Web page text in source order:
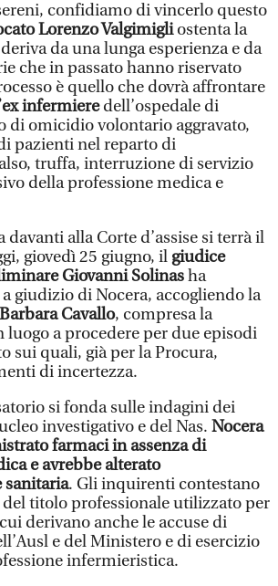
confidiamo di vincerlo questo
Lorenzo Valgimigliostenta la
da una lunga esperienza e da
che in passato hanno riservato
è quello che dovrà affrontare
infermieredell’ospedale di
di omicidio volontario aggravato,
pazienti nel reparto di
truffa, interruzione di servizio
della professione medica e
alla Corte d’assise si terrà il
giovedì 25 giugno, il giudice
Giovanni Solinasha
giudizio di Nocera, accogliendo la
Cavallo, compresa la
a procedere per due episodi
sui quali, già per la Procura,
di incertezza.
si fonda sulle indagini dei
investigativo e del Nas. Nocera
farmaci in assenza di
e avrebbe alterato
sanitaria. Gli inquirenti contestano
titolo professionale utilizzato per
derivano anche le accuse di
e del Ministero e di esercizio
infermieristica.